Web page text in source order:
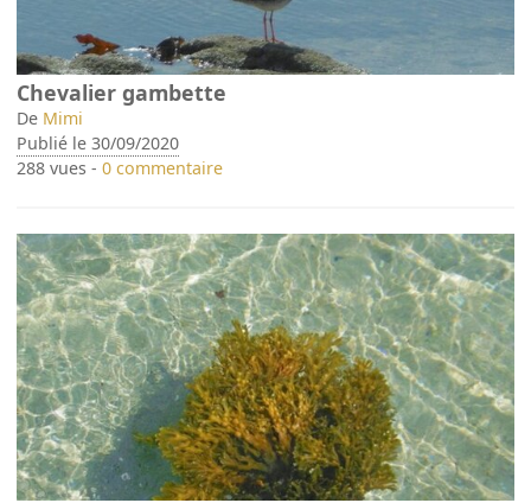
Chevalier gambette
De Mimi
Publié le 30/09/2020
288 vues -0 commentaire